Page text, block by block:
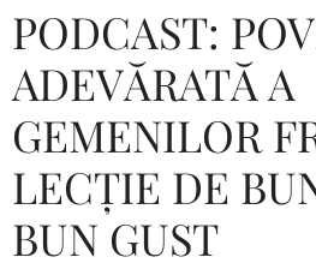
PODCAST:
ADEVĂRATĂ A
GEMENILOR
LECȚIE DE
BUN GUST